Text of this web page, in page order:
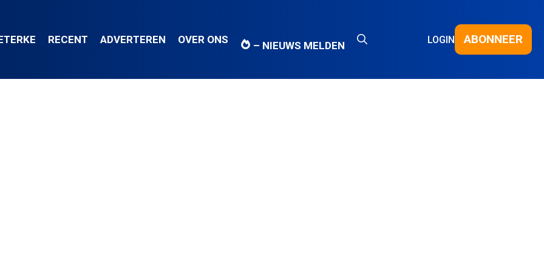
RECENT ADVERTEREN OVER ONS – NIEUWS MELDEN LOGIN ABONNEER